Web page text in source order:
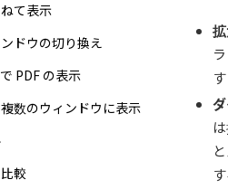
て表示
ドウの切り換え
PDF の表示
数のウィンドウに表示
較
す